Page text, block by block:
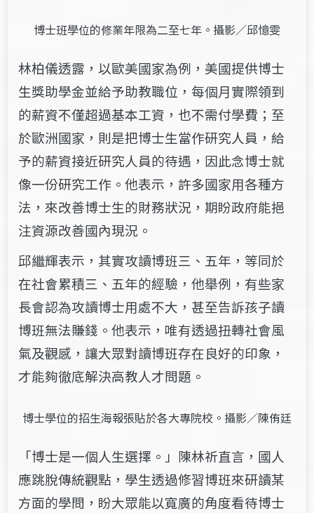
博士班學位的修業年限為二至七年。攝影／邱憶雯
林柏儀透露，以歐美國家為例，美國提供博士
生獎助學金並給予助教職位，每個月實際領到
的薪資不僅超過基本工資，也不需付學費；至
於歐洲國家，則是把博士生當作研究人員，給
予的薪資接近研究人員的待遇，因此念博士就
像一份研究工作。他表示，許多國家用各種方
法，來改善博士生的財務狀況，期盼政府能挹
注資源改善國內現況。
邱繼輝表示，其實攻讀博班三、五年，等同於
在社會累積三、五年的經驗，他舉例，有些家
長會認為攻讀博士用處不大，甚至告訴孩子讀
博班無法賺錢。他表示，唯有透過扭轉社會風
氣及觀感，讓大眾對讀博班存在良好的印象，
才能夠徹底解決高教人才問題。
博士學位的招生海報張貼於各大專院校。攝影／陳侑廷
「博士是一個人生選擇。」陳林祈直言，國人
應跳脫傳統觀點，學生透過修習博班來研讀某
方面的學問，盼大眾能以寬廣的角度看待博士